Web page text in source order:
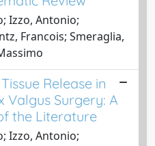
Izzo, Antonio;
Francois; Smeraglia,
Release in
Valgus Surgery: A
the Literature
Izzo, Antonio;